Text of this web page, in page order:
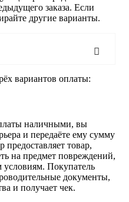
заказа. Если
другие варианты.
вариантов оплаты:
наличными, вы
и передаёте ему сумму
предоставляет товар,
на предмет повреждений,
условиям. Покупатель
документы,
и получает чек.